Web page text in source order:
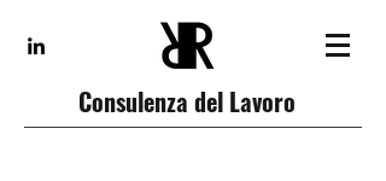
Consulenza del Lavoro